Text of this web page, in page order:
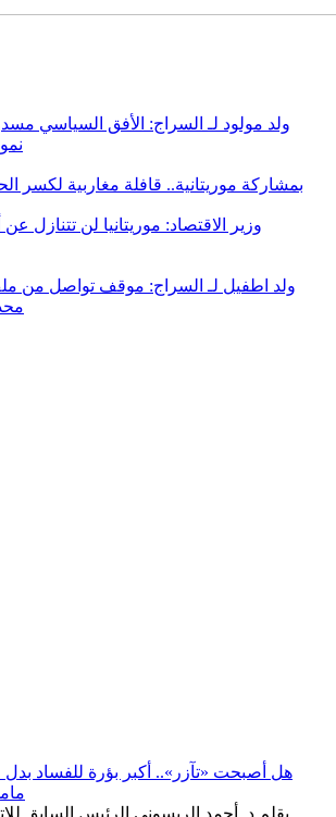
ولد مولود لـ السراج: الأفق السياسي
بمشاركة موريتانية.. قافلة مغاربية لكسر
وزير الاقتصاد: موريتانيا لن تتنازل عن
ولد اطفيل لـ السراج: موقف تواصل من
هل أصبحت «تآزر».. أكبر بؤرة للفساد بدل